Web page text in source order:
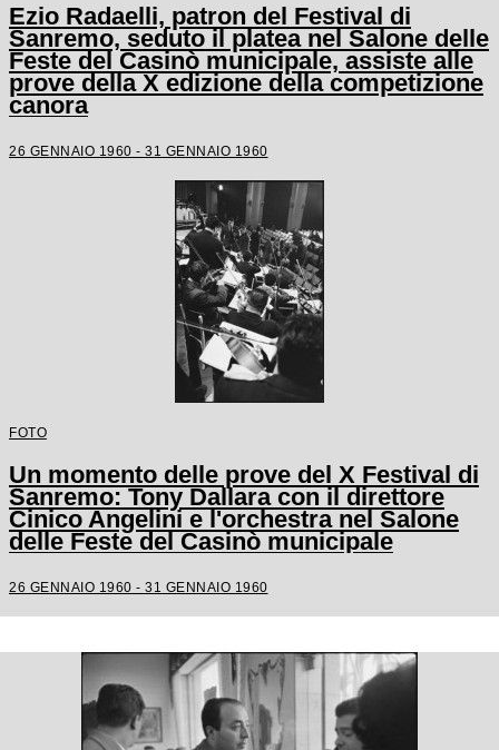
Ezio Radaelli, patron del Festival di
Sanremo, seduto il platea nel Salone delle
Feste del Casinò municipale, assiste alle
prove della X edizione della competizione
canora
26 GENNAIO 1960 - 31 GENNAIO 1960
FOTO
Un momento delle prove del X Festival di
Sanremo: Tony Dallara con il direttore
Cinico Angelini e l'orchestra nel Salone
delle Feste del Casinò municipale
26 GENNAIO 1960 - 31 GENNAIO 1960